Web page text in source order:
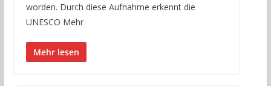
worden. Durch diese Aufnahme erkennt die
UNESCO Mehr
Mehr lesen